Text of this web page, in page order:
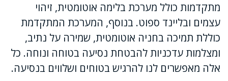
מתקדמות כולל מערכת בלימה אוטומטית, זיהוי
עצמים ובליינד ספוט. בנוסף, המערכת המתקדמת
כוללת תמיכה בחניה אוטומטית, שמירה על נתיב,
ומצלמות עדכניות להבטחת נסיעה בטוחה ונוחה. כל
אלה מאפשרים לנו להרגיש בטוחים ושלווים בנסיעה.